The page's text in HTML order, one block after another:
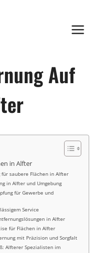
Auf
in Alfter
saubere Flächen in Alfter
in Alfter und Umgebung
für Gewerbe und
Service
in Alfter
für Flächen in Alfter
mit Präzision und Sorgfalt
Alfterer Spezialisten im